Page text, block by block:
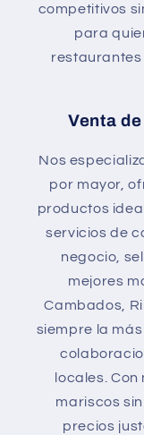
competitivos
para
Venta
Nos
por mayor,
productos
servicios de
negocio,
mejores
Cambados,
siempre la
locales.
mariscos
precios